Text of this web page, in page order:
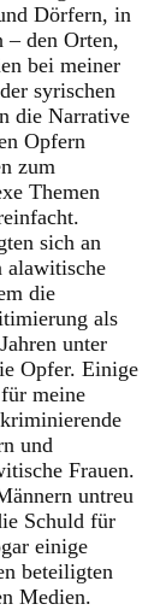
Dörfern, in
– den Orten,
bei meiner
syrischen
die Narrative
Opfern
zum
Themen
sich an
alawitische
die
als
unter
Opfer. Einige
meine
und
Frauen.
untreu
Schuld für
einige
beteiligten
Medien.